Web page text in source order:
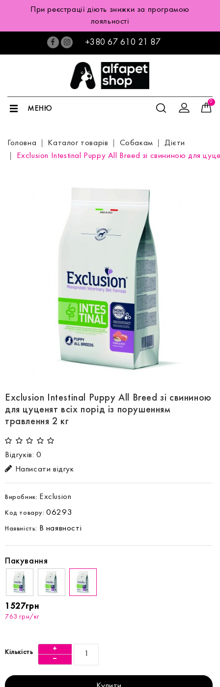
При реєстрації діють знижки за програмою
лояльності
+380 67 610 21 87
0
МЕНЮ
Головна Каталог товарів Собакам
Дієти
Exclusion Intestinal Puppy All Breed зі свининою для
Exclusion Intestinal Puppy All Breed зі свининою
для цуценят всіх порід із порушенням
травлення 2 кг
Відгуків: 0
Написати відгук
Виробник: Exclusion
Код товару:06293
Наявність: В наявності
Пакування
1527грн
763 грн/кг
Кількість